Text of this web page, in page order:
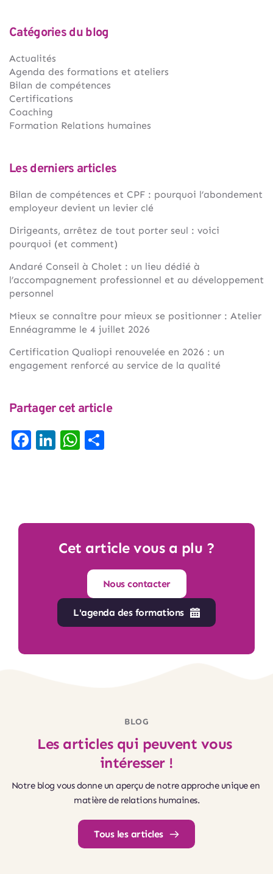
Catégories du blog
Actualités
Agenda des formations et ateliers
Bilan de compétences
Certifications
Coaching
Formation Relations humaines
Les derniers articles
Bilan de compétences et CPF : pourquoi l’abondement
employeur devient un levier clé
Dirigeants, arrêtez de tout porter seul : voici
pourquoi (et comment)
Andaré Conseil à Cholet : un lieu dédié à
l’accompagnement professionnel et au développement
personnel
Mieux se connaître pour mieux se positionner : Atelier
Ennéagramme le 4 juillet 2026
Certification Qualiopi renouvelée en 2026 : un
engagement renforcé au service de la qualité
Partager cet article
Facebook
LinkedIn
WhatsApp
Cet article vous a plu ?
Nous contacter
L'agenda des formations
BLOG
Les articles qui peuvent vous
intéresser !
Notre blog vous donne un aperçu de notre approche unique en
matière de relations humaines.
Tous les articles